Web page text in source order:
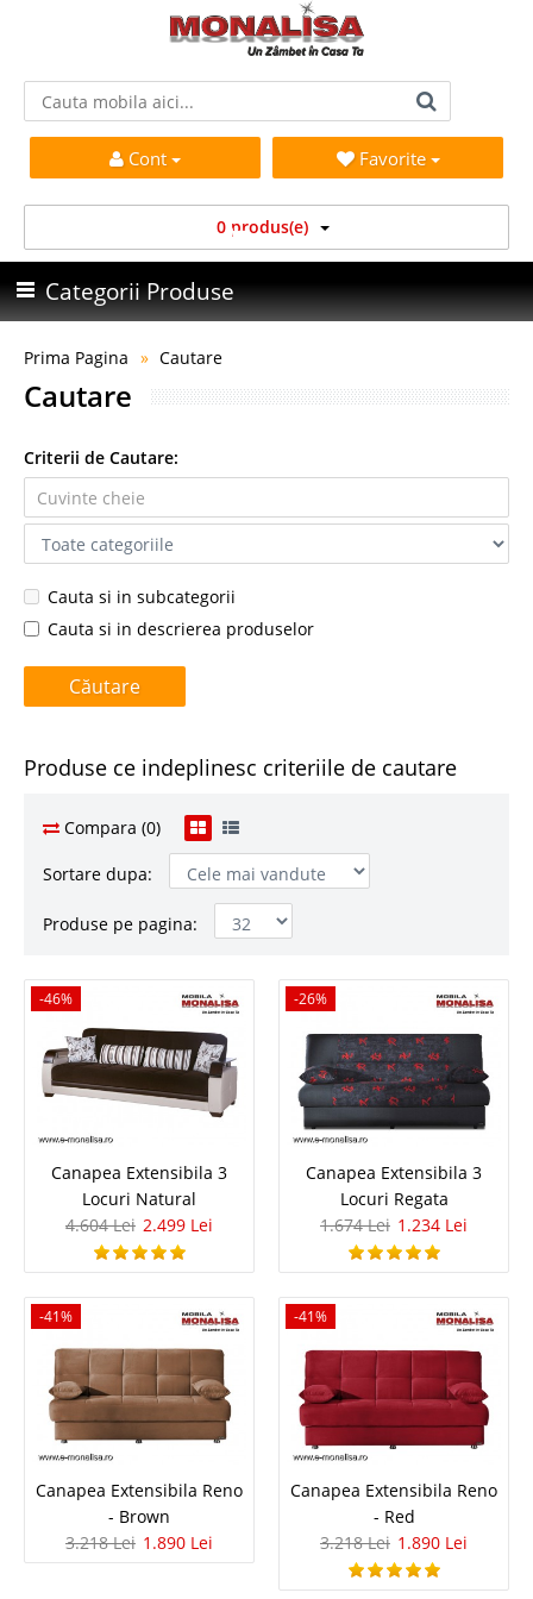
Cont Favorite
0 produs(e)
Categorii Produse
Prima Pagina Cautare
Cautare
Criterii de Cautare:
Cauta si in subcategorii
Cauta si in descrierea produselor
Produse ce indeplinesc criteriile de cautare
Compara (0)
Sortare dupa:
Produse pe pagina:
-46%
Canapea Extensibila 3 Locuri Natural
Canapele 3 Locuri Extensibile cu Lada Depozitare - Natural Livingul sau
sufrageria este camera in care ne primim musafirii, este oglinda intregii
case, de aceea este foarte important sa acordam atentie elementelor de
Compara
4.604 Lei
Pret Redus 2.499 Lei
Stoc Epuizat - Indisponibil
Adauga la Favorite
-26%
-46%
Canapea Extensibila 3
Locuri Natural
4.604 Lei 2.499 Lei
-26%
Canapea Extensibila 3
Locuri Regata
1.674 Lei 1.234 Lei
-41%
Canapea Extensibila Reno
- Brown
3.218 Lei 1.890 Lei
-41%
Canapea Extensibila Reno
- Red
3.218 Lei 1.890 Lei